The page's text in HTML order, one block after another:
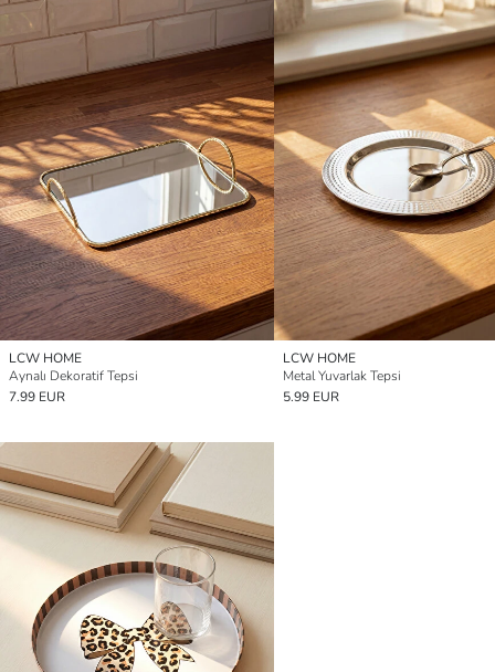
LCW HOME
Aynalı Dekoratif Tepsi
7.99 EUR
LCW HOME
Metal Yuvarlak Tepsi
5.99 EUR